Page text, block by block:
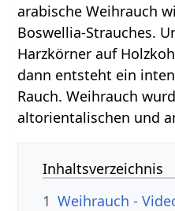
arabische Weihrauch
Boswellia-Strauches.
Harzkörner auf
dann entsteht ein
Rauch. Weihrauch
altorientalischen und
Inhaltsverzeichnis
1